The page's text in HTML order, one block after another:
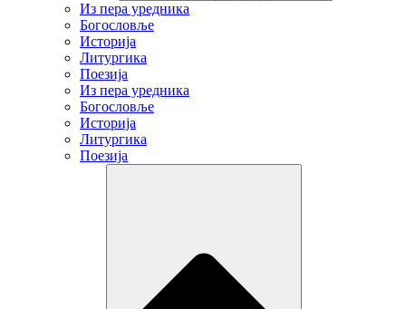
Из пера уредника
Богословље
Историја
Литургика
Поезија
Из пера уредника
Богословље
Историја
Литургика
Поезија